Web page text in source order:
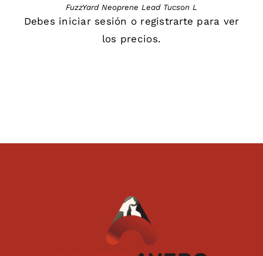
FuzzYard Neoprene Lead Tucson L
Debes iniciar sesión o registrarte para ver
los precios.